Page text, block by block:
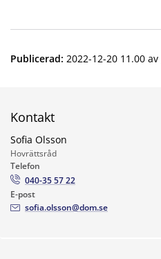
Publicerad: 2022-12-20 11.00 av
Kontakt
Sofia Olsson
Hovrättsråd
Telefon
040-35 57 22
E-post
sofia.olsson@dom.se